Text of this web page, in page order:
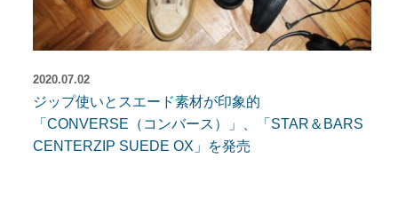
2020.07.02
ジップ使いとスエード素材が印象的
「CONVERSE（コンバース）」、「STAR＆BARS
CENTERZIP SUEDE OX」を発売